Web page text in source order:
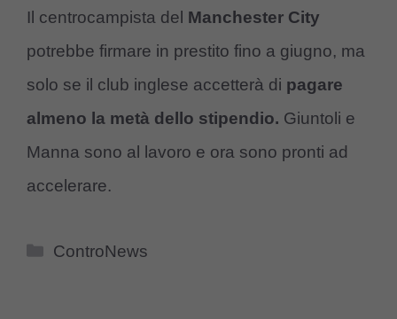
Il centrocampista del Manchester City
potrebbe firmare in prestito fino a giugno, ma
solo se il club inglese accetterà di pagare
almeno la metà dello stipendio. Giuntoli e
Manna sono al lavoro e ora sono pronti ad
accelerare.
Categorie
ControNews